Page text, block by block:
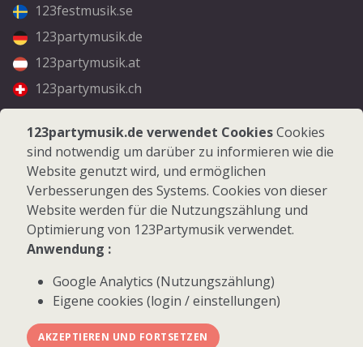
123festmusik.se
123partymusik.de
123partymusik.at
123partymusik.ch
Folgen Sie uns
Facebook
Instagram
© 2026 123Partymusik.de - Alle Rechte vorbehalten
123partymusik.de verwendet CookiesCookies
sind notwendig um darüber zu informieren wie die
Website genutzt wird, und ermöglichen
Verbesserungen des Systems. Cookies von dieser
Website werden für die Nutzungszählung und
Optimierung von 123Partymusik verwendet.
Anwendung :
Google Analytics (Nutzungszählung)
Eigene cookies (login / einstellungen)
AKZEPTIEREN UND FORTSETZEN